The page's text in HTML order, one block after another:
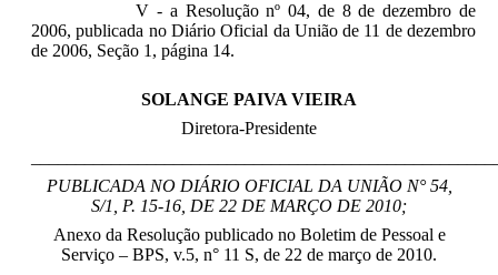
V - a Resolução nº 04, de 8 de dezembro de
2006, publicada no Diário Oficial da União de 11 de dezembro
de 2006, Seção 1, página 14.
SOLANGE PAIVA VIEIRA
Diretora-Presidente
PUBLICADA NO DIÁRIO OFICIAL DA UNIÃO N° 54,
S/1, P. 15-16, DE 22 DE MARÇO DE 2010;
Anexo da Resolução publicado no Boletim de Pessoal e
Serviço – BPS, v.5, n° 11 S, de 22 de março de 2010.